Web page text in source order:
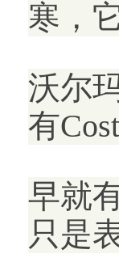
寒，
沃尔
有
早就
只是